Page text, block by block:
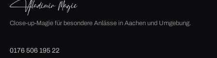
Close-up-Magie für besondere Anlässe in Aachen und Umgebung.
0176 506 195 22